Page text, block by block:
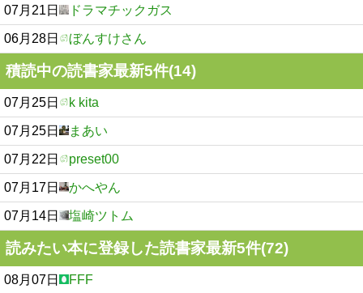
07月21日 ドラマチックガス
06月28日 ぼんすけさん
積読中の読書家最新5件(14)
07月25日 k kita
07月25日 まあい
07月22日 preset00
07月17日 かへやん
07月14日 塩崎ツトム
読みたい本に登録した読書家最新5件(72)
08月07日 FFF